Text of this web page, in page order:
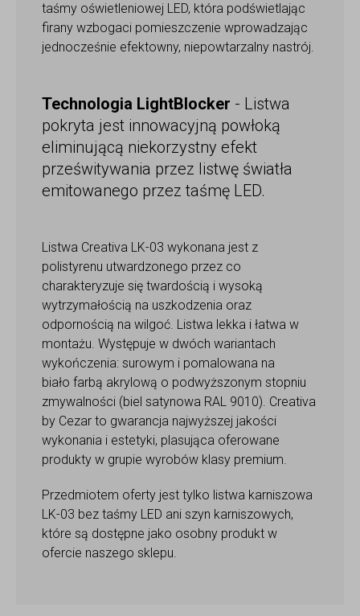
taśmy oświetleniowej LED, która podświetlając
firany wzbogaci pomieszczenie wprowadzając
jednocześnie efektowny, niepowtarzalny nastrój.
Technologia LightBlocker - Listwa
pokryta jest innowacyjną powłoką
eliminującą niekorzystny efekt
prześwitywania przez listwę światła
emitowanego przez taśmę LED.
Listwa Creativa LK-03 wykonana jest z
polistyrenu utwardzonego przez co
charakteryzuje się twardością i wysoką
wytrzymałością na uszkodzenia oraz
odpornością na wilgoć. Listwa lekka i łatwa w
montażu. Występuje w dwóch wariantach
wykończenia: surowym i pomalowana na
biało farbą akrylową o podwyższonym stopniu
zmywalności (biel satynowa RAL 9010). Creativa
by Cezar to gwarancja najwyższej jakości
wykonania i estetyki, plasująca oferowane
produkty w grupie wyrobów klasy premium.
Przedmiotem oferty jest tylko listwa karniszowa
LK-03 bez taśmy LED ani szyn karniszowych,
które są dostępne jako osobny produkt w
ofercie naszego sklepu.